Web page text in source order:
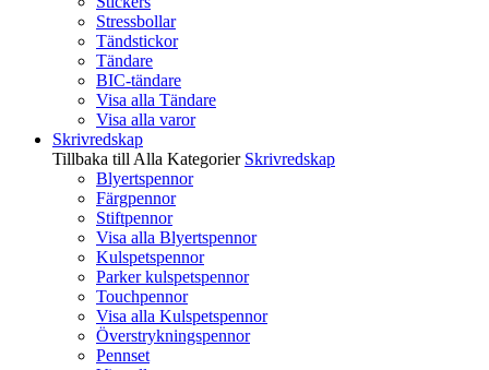
Stressbollar
Tändstickor
Tändare
BIC-tändare
Visa alla Tändare
Visa alla varor
Skrivredskap
Tillbaka till Alla Kategorier Skrivredskap
Blyertspennor
Färgpennor
Stiftpennor
Visa alla Blyertspennor
Kulspetspennor
Parker kulspetspennor
Touchpennor
Visa alla Kulspetspennor
Överstrykningspennor
Pennset